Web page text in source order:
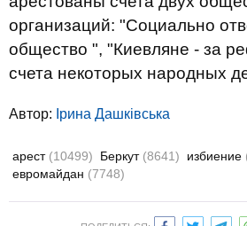
организаций: "Социально
общество ", "Киевляне - за
счета некоторых народных
Автор: Ірина Дашківська
арест (10499) Беркут (8641) избиение
евромайдан (7748)